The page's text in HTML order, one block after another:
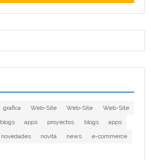
grafica Web-Site Web-Site
Web-Site
blogs apps proyectos blogs
apps
novedades novità news
e-commerce